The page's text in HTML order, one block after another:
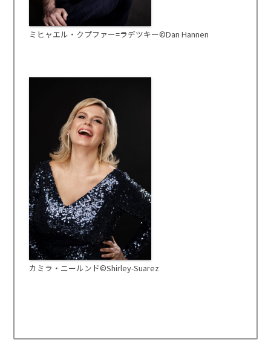
ミヒャエル・クプファー=ラデツキー©Dan Hannen
カミラ・ニールンド©Shirley-Suarez